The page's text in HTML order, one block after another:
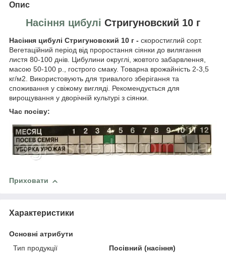
Опис
Насіння цибулі Стригуновский 10 г
Насіння цибулі Стригуновский 10 г - скоростиглий сорт.
Вегетаційний період від проростання сіянки до вилягання
листя 80-100 днів. Цибулини округлі, жовтого забарвлення,
масою 50-100 р., гострого смаку. Товарна врожайність 2-3,5
кг/м2. Використовують для тривалого зберігання та
споживання у свіжому вигляді. Рекомендується для
вирощування у дворічній культурі з сіянки.
Час посіву:
Приховати
Характеристики
Основні атрибути
Тип продукції
Посівний (насіння)